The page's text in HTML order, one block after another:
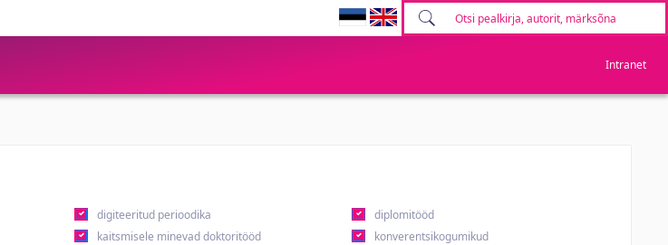
Intranet
digiteeritud perioodika
diplomitööd
kaitsmisele minevad doktoritööd
konverentsikogumikud